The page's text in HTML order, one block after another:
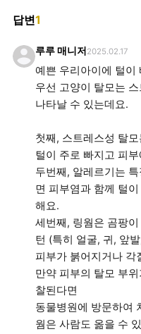
답변1
루루 매니저 2025.02.17
예쁜 우리아이에 털이
우선 고양이 탈모는
나타날 수 있는데요.
첫째, 스트레스성 탈
털이 주로 빠지고 피
두번째, 알레르기는
면 피부염과 함께 털
해요.
세번째, 링웜은 곰팡
턴 (특히 얼굴, 귀, 앞
피부가 붉어지거나 각
만약 피부의 탈모 부
찰된다면
동물병원에 방문하여